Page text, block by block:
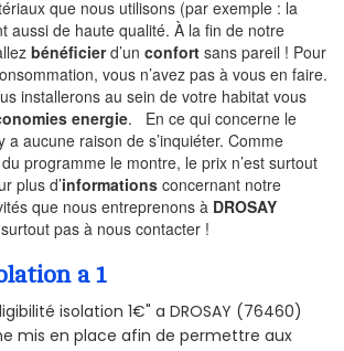
que nous utilisons (par exemple : la
aussi de haute qualité. À la fin de notre
bénéficierd’un confort sans pareil ! Pour
vous n’avez pas à vous en faire.
installerons au sein de votre habitat vous
energie. En ce qui concerne le
a aucune raison de s’inquiéter. Comme
programme le montre, le prix n’est surtout
plus d’informations concernant notre
que nous entreprenons à DROSAY
surtout pas à nous contacter !
a 1
isolation 1€" a DROSAY (76460)
mis en place afin de permettre aux